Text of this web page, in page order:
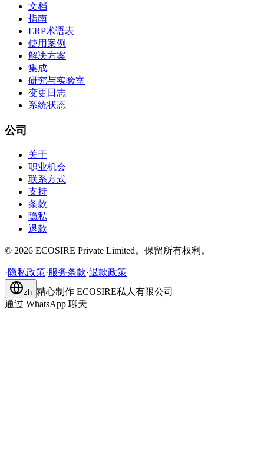
文档
指南
ERP术语表
使用案例
解决方案
集成
研究与实验室
变更日志
系统状态
公司
关于
职业机会
联系方式
支持
条款
隐私
退款
© 2026 ECOSIRE Private Limited。保留所有权利。
·隐私政策·服务条款·退款政策
zh 精心制作 ECOSIRE私人有限公司
通过 WhatsApp 聊天